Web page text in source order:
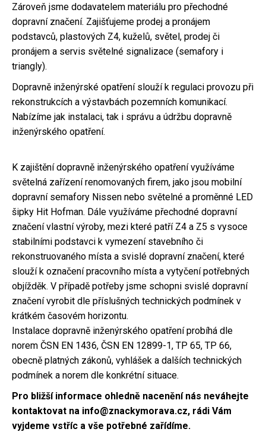
Zároveň jsme dodavatelem materiálu pro přechodné
dopravní značení. Zajišťujeme prodej a pronájem
podstavců, plastových Z4, kuželů, světel, prodej či
pronájem a servis světelné signalizace (semafory i
triangly).
Dopravně inženýrské opatření slouží k regulaci provozu při
rekonstrukcích a výstavbách pozemních komunikací.
Nabízíme jak instalaci, tak i správu a údržbu dopravně
inženýrského opatření.
K zajištění dopravně inženýrského opatření využíváme
světelná zařízení renomovaných firem, jako jsou mobilní
dopravní semafory Nissen nebo světelné a proměnné LED
šipky Hit Hofman. Dále využíváme přechodné dopravní
značení vlastní výroby, mezi které patří Z4 a Z5 s vysoce
stabilními podstavci k vymezení stavebního či
rekonstruovaného místa a svislé dopravní značení, které
slouží k označení pracovního místa a vytyčení potřebných
objížděk. V případě potřeby jsme schopni svislé dopravní
značení vyrobit dle příslušných technických podmínek v
krátkém časovém horizontu.
Instalace dopravně inženýrského opatření probíhá dle
norem ČSN EN 1436, ČSN EN 12899-1, TP 65, TP 66,
obecně platných zákonů, vyhlášek a dalších technických
podmínek a norem dle konkrétní situace.
Pro bližší informace ohledně nacenění nás neváhejte
kontaktovat na info@znackymorava.cz, rádi Vám
vyjdeme vstříc a vše potřebné zařídíme.